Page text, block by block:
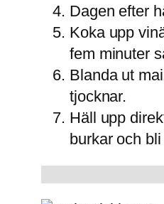
Dagen efter
Koka upp
fem minuter
Blanda ut
tjocknar.
Häll upp
burkar och